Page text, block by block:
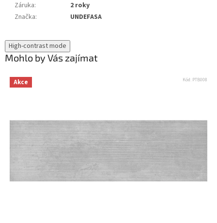
High-contrast mode
Mohlo by Vás zajímat
Akce Kód: PTB008
Záruka:
2 roky
Značka: UNDEFASA